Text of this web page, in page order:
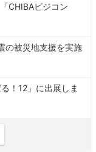
CHIBAビジコン
の被災地支援を実施
！12」に出展しま